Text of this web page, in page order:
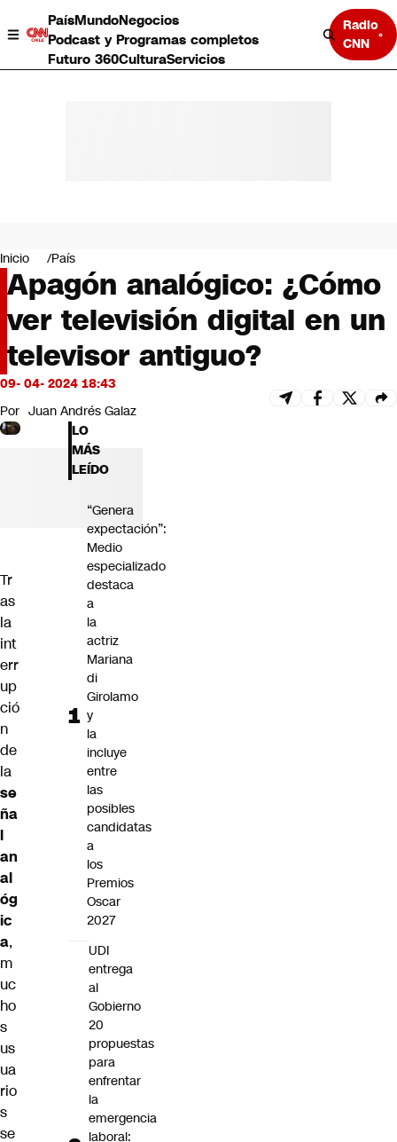
PaísMundoNegocios
Podcast y Programas completos
Futuro 360CulturaServicios
Radio
CNN
Negocios
Deportes
Programas completos
Cultura
Servicios
Bits
CNN tiempo
Futuro 360
Opinión
Inicio País
Apagón analógico: ¿Cómo
ver televisión digital en un
televisor antiguo?
09- 04- 2024 18:43
Por Juan Andrés Galaz
Tr
as
la
int
err
up
ció
n
de
la
se
ña
l
an
al
óg
ic
a,
m
uc
ho
s
us
ua
rio
s
se
LO
MÁS
LEÍDO
“Genera
expectación”:
Medio
especializado
destaca
a
la
actriz
Mariana
di
Girolamo
y
la
incluye
entre
las
posibles
candidatas
a
los
Premios
Oscar
2027
UDI
entrega
al
Gobierno
20
propuestas
para
enfrentar
la
emergencia
laboral: